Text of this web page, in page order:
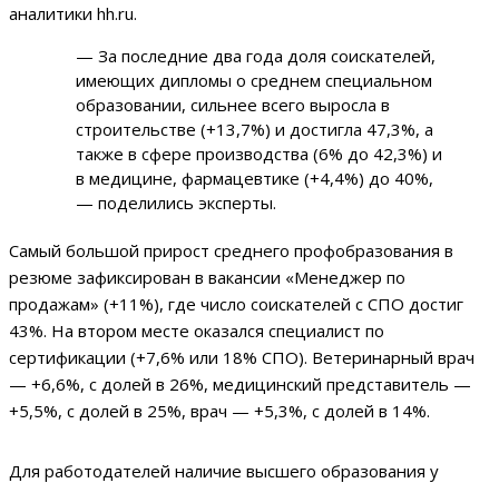
аналитики hh.ru.
— За последние два года доля соискателей,
имеющих дипломы о среднем специальном
образовании, сильнее всего выросла в
строительстве (+13,7%) и достигла 47,3%, а
также в сфере производства (6% до 42,3%) и
в медицине, фармацевтике (+4,4%) до 40%,
— поделились эксперты.
Самый большой прирост среднего профобразования в
резюме зафиксирован в вакансии «Менеджер по
продажам» (+11%), где число соискателей с СПО достиг
43%. На втором месте оказался специалист по
сертификации (+7,6% или 18% СПО). Ветеринарный врач
— +6,6%, с долей в 26%, медицинский представитель —
+5,5%, с долей в 25%, врач — +5,3%, с долей в 14%.
Для работодателей наличие высшего образования у